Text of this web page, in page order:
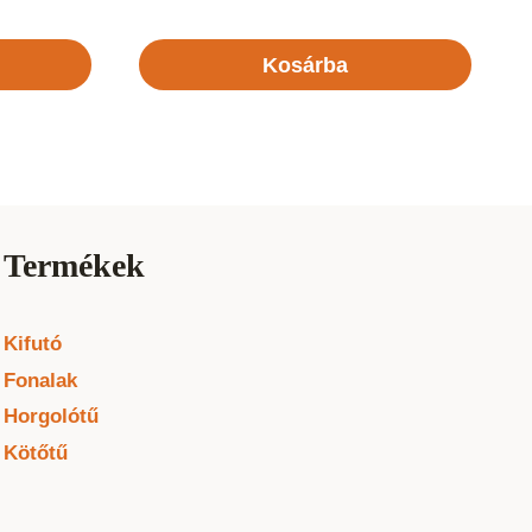
Kosárba
Termékek
Kifutó
Fonalak
Horgolótű
Kötőtű